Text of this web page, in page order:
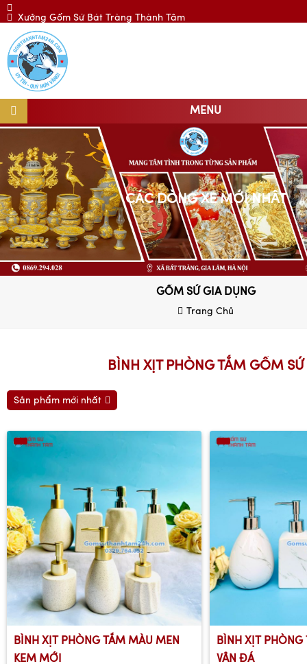
Xưởng Gốm Sứ Bát Tràng Thành Tâm
MENU
CÁC DÒNG XE MỚI NHẤT
GỐM SỨ GIA DỤNG
Trang Chủ
BÌNH XỊT PHÒNG TẮM GỐM SỨ
Sản phẩm mới nhất
BÌNH XỊT PHÒNG TẮM MÀU MEN
KEM MỚI
BÌNH XỊT PHÒNG
VÂN ĐÁ